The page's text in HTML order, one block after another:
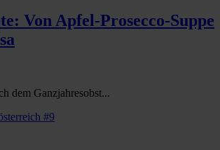
Von Apfel-Prosecco-Suppe
dem Ganzjahresobst...
#9